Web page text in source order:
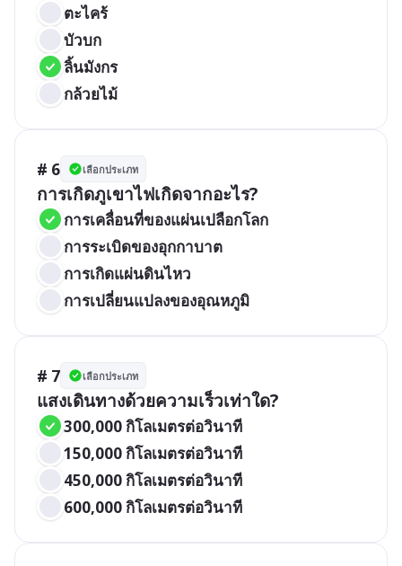
ตะไคร้
บัวบก
ลิ้นมังกร
กล้วยไม้
# 6 เลือกประเภท
การเกิดภูเขาไฟเกิดจากอะไร?
การเคลื่อนที่ของแผ่นเปลือกโลก
การระเบิดของอุกกาบาต
การเกิดแผ่นดินไหว
การเปลี่ยนแปลงของอุณหภูมิ
# 7 เลือกประเภท
แสงเดินทางด้วยความเร็วเท่าใด?
300,000 กิโลเมตรต่อวินาที
150,000 กิโลเมตรต่อวินาที
450,000 กิโลเมตรต่อวินาที
600,000 กิโลเมตรต่อวินาที